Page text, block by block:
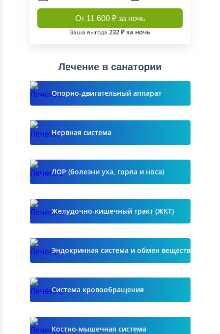
От 11 600 ₽ за ночь
Ваша выгода 232 ₽ за ночь
Лечение в санатории
Опорно-двигательный аппарат
Нервная система
ЛОР (болезни уха, горла и носа)
Желудочно-кишечный тракт (ЖКТ)
Эндокринная система и обмен веществ
Система кровообращения
Костно-мышечная система